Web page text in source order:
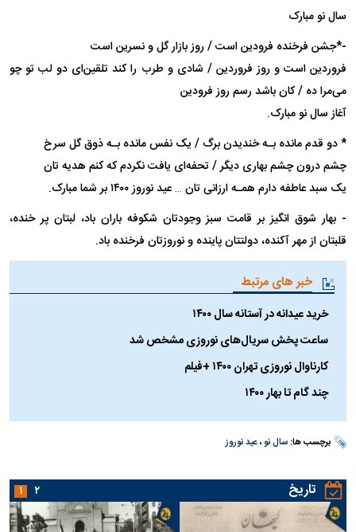
سال نو مبارک
-*جشن فرخنده فرودین است / روز بازار گل و نسرین است
فروردین است و روز فروردین / شادی و طرب را کند تلقین‌ای دو لب تو چو
می‌مرا ده / کان باشد رسم روز فرودین
آغاز سال نو مبارک.
* دو قدم مانده بـه خندیدن برگ / یک نفس مانده بـه ذوق گل سرخ
چشم درون چشم بهاری دیگر / تحفه‌ای یافت نکردم که کنم هدیه تان
یک سبد عاطفه دارم همـه ارزانی تان … عید نوروز ۱۴۰۰ بر شما مبارک.
- بهار شوق انگیز بر قامت سبز وجودتان شکوفه باران باد، لبتان پر خنده،
قلبتان از مهر آکنده، دولتتان پاینده و نوروزتان فرخنده باد.
خبر های مرتبط
خرید عیدانه در آستانه سال ۱۴۰۰
ساعت پخش سریال‌های نوروزی مشخص شد
کارناوال نوروزی تهران ۱۴۰۰ +فیلم
چند گام تا بهار ۱۴۰۰
برچسب ها:سال نو،عید نوروز
تاریخ ۱ ۲